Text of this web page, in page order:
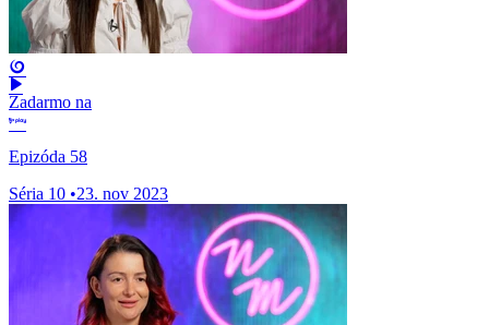
Zadarmo na
Epizóda 58
Séria 10 •23. nov 2023